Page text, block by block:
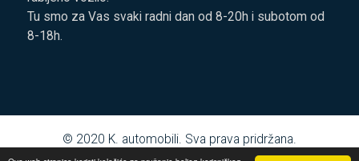
Tu smo za Vas svaki radni dan od 8-20h i subotom od
8-18h.
© 2020 K. automobili. Sva prava pridržana.